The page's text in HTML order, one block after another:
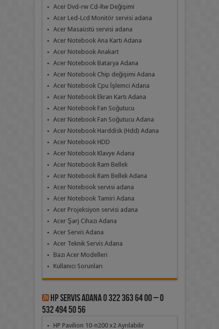
Acer Dvd-rw Cd-Rw Değişimi
Acer Led-Lcd Monitör servisi adana
Acer Masaüstü servisi adana
Acer Notebook Ana Kartı Adana
Acer Notebook Anakart
Acer Notebook Batarya Adana
Acer Notebook Chip değişimi Adana
Acer Notebook Cpu İşlemci Adana
Acer Notebook Ekran Kartı Adana
Acer Notebook Fan Soğutucu
Acer Notebook Fan Soğutucu Adana
Acer Notebook Harddisk (Hdd) Adana
Acer Notebook HDD
Acer Notebook Klavye Adana
Acer Notebook Ram Bellek
Acer Notebook Ram Bellek Adana
Acer Notebook servisi adana
Acer Notebook Tamiri Adana
Acer Projeksiyon servisi adana
Acer Şarj Cihazı Adana
Acer Servis Adana
Acer Teknik Servis Adana
Bazı Acer Modelleri
Kullanıcı Sorunları
Hp Servis Adana 0 322 363 64 00 – 0
532 494 50 56
HP Pavilion 10-n200 x2 Ayrılabilir